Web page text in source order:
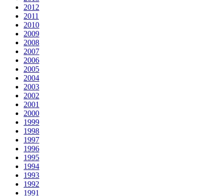
2012
2011
2010
2009
2008
2007
2006
2005
2004
2003
2002
2001
2000
1999
1998
1997
1996
1995
1994
1993
1992
1991